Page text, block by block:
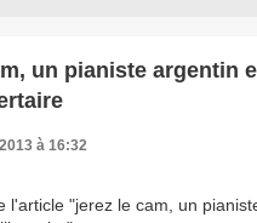
un pianiste argentin
à 16:32